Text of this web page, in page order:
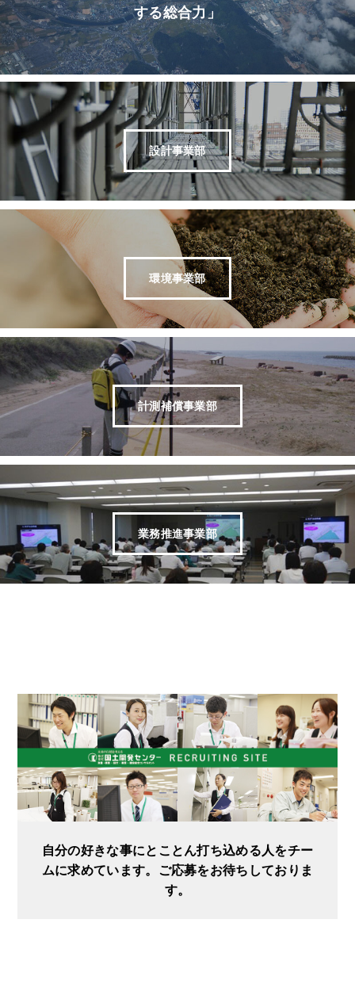
する総合力」
設計事業部
環境事業部
計測補償事業部
業務推進事業部
自分の好きな事にとことん打ち込める人をチー
ムに求めています。ご応募をお待ちしておりま
す。